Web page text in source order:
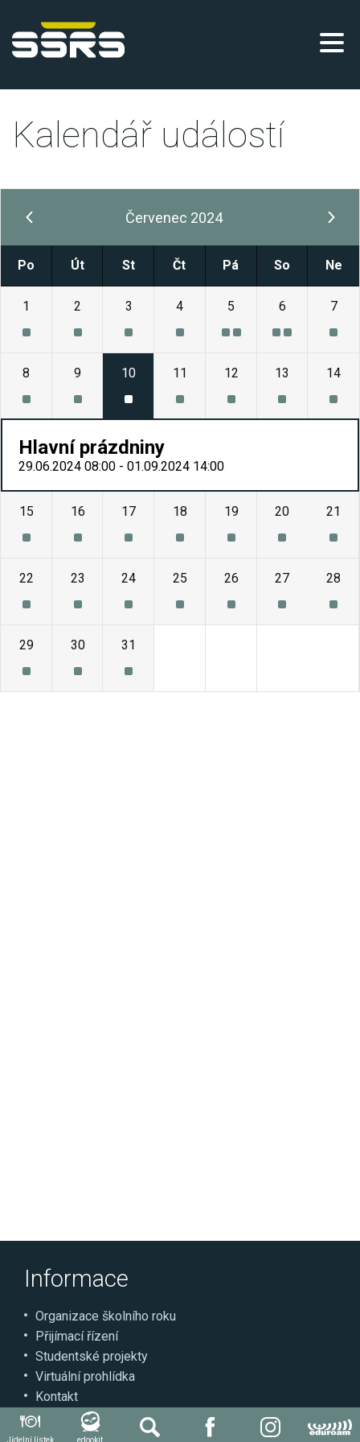
Jídelní lístek edookit
Kalendář událostí
Červenec 2024
Po Út St Čt Pá So Ne
1 2 3 4 5 6 7
8 9 10 11 12 13 14
Hlavní prázdniny
29.06.2024 08:00 - 01.09.2024 14:00
15 16 17 18 19 20 21
22 23 24 25 26 27 28
29 30 31
Informace
Organizace školního roku
Přijímací řízení
Studentské projekty
Virtuální prohlídka
Kontakt